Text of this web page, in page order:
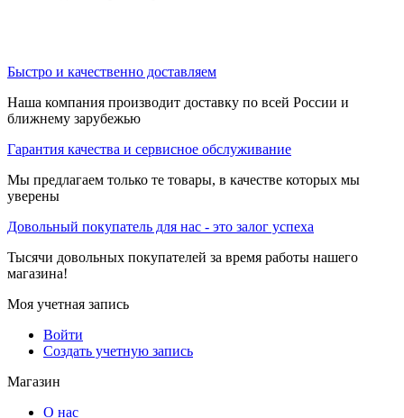
Быстро и качественно доставляем
Наша компания производит доставку по всей России и
ближнему зарубежью
Гарантия качества и сервисное обслуживание
Мы предлагаем только те товары, в качестве которых мы
уверены
Довольный покупатель для нас - это залог успеха
Тысячи довольных покупателей за время работы нашего
магазина!
Моя учетная запись
Войти
Создать учетную запись
Магазин
О нас